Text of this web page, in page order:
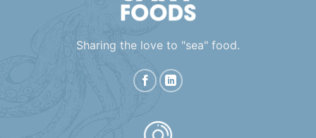
Sharing the love to "sea" food.